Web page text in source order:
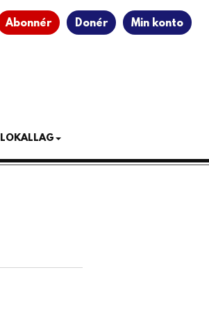
Abonnér Donér Min konto
LOKALLAG